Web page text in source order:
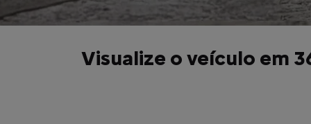
Visualize o veículo em